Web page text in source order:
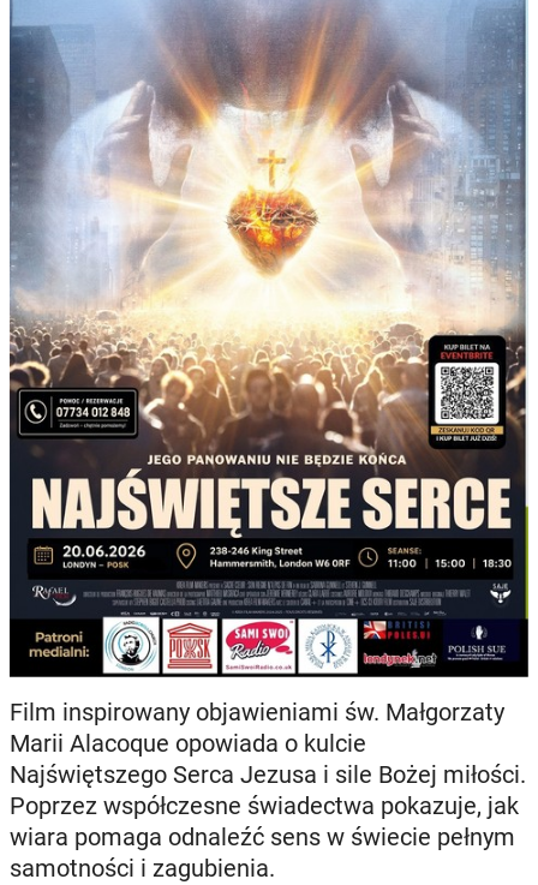
Film inspirowany objawieniami św. Małgorzaty
Marii Alacoque opowiada o kulcie
Najświętszego Serca Jezusa i sile Bożej miłości.
Poprzez współczesne świadectwa pokazuje, jak
wiara pomaga odnaleźć sens w świecie pełnym
samotności i zagubienia.